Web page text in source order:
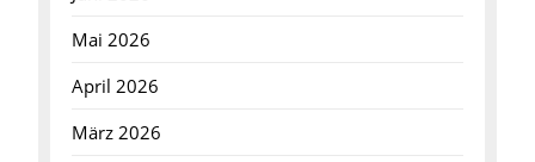
Mai 2026
April 2026
März 2026